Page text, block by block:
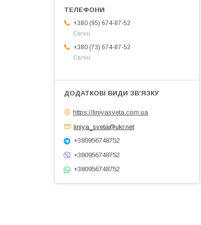
+380 (95) 674-87-52
Євген
+380 (73) 674-87-52
Євген
https://liniyasveta.com.ua
liniya_sveta@ukr.net
+380956748752
+380956748752
+380956748752